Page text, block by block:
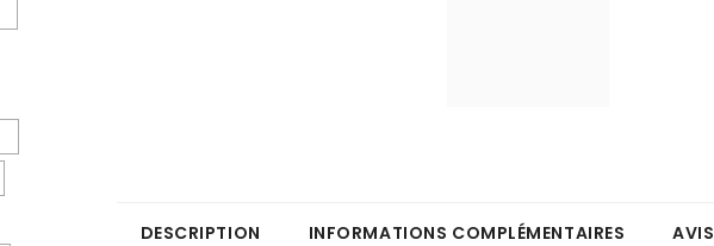
DESCRIPTION INFORMATIONS COMPLÉMENTAIRES